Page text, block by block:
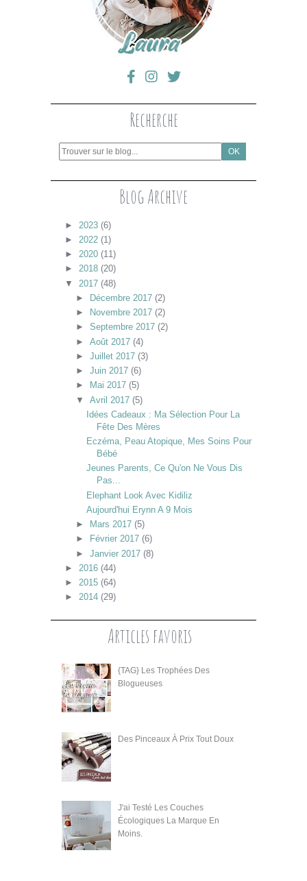
Recherche
Blog Archive
► 2023 (6)
► 2022 (1)
► 2020 (11)
► 2018 (20)
▼
2017 (48)
►
Décembre 2017 (2)
►
Novembre 2017 (2)
► Septembre 2017 (2)
► Août 2017 (4)
► Juillet 2017 (3)
► Juin 2017 (6)
►
Mai 2017 (5)
▼
Avril 2017 (5)
Idées Cadeaux : Ma Sélection Pour La
Fête Des Mères
Eczéma, Peau Atopique, Mes Soins Pour
Bébé
Jeunes Parents, Ce Qu'on Ne Vous Dis
Pas...
Elephant Look Avec Kidiliz
Aujourd'hui Erynn A 9 Mois
►
Mars 2017 (5)
►
Février 2017 (6)
► Janvier 2017 (8)
► 2016 (44)
► 2015 (64)
► 2014 (29)
Articles favoris
{TAG} Les Trophées Des
Blogueuses
Des Pinceaux À Prix Tout Doux
J'ai Testé Les Couches
Écologiques La Marque En
Moins.